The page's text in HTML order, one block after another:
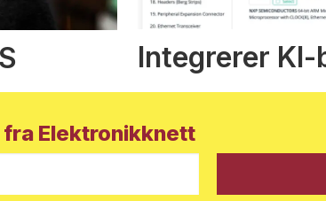
Integrerer
Elektronikknett